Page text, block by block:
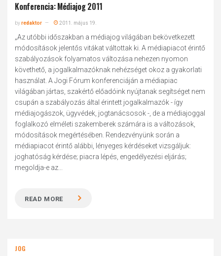
Konferencia: Médiajog 2011
byredaktor 2011. május 19.
„Az utóbbi időszakban a médiajog világában bekövetkezett
módosítások jelentős vitákat váltottak ki. A médiapiacot érintő
szabályozások folyamatos változása nehezen nyomon
követhető, a jogalkalmazóknak nehézséget okoz a gyakorlati
használat. A Jogi Fórum konferenciáján a médiapiac
világában jártas, szakértő előadóink nyújtanak segítséget nem
csupán a szabályozás által érintett jogalkalmazók - így
médiajogászok, ügyvédek, jogtanácsosok -, de a médiajoggal
foglalkozó elméleti szakemberek számára is a változások,
módosítások megértésében. Rendezvényünk során a
médiapiacot érintő alábbi, lényeges kérdéseket vizsgáljuk:
joghatóság kérdése; piacra lépés, engedélyezési eljárás;
megoldja-e az...
READ MORE
JOG